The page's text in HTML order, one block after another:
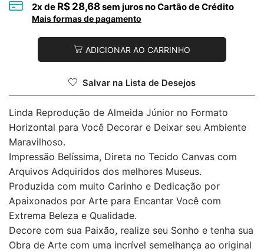
2x de R$ 28,68sem juros no Cartão de Crédito
Mais formas de pagamento
ADICIONAR AO CARRINHO
Salvar na Lista de Desejos
Linda Reprodução de Almeida Júnior no Formato
Horizontal para Você Decorar e Deixar seu Ambiente
Maravilhoso.
Impressão Belíssima, Direta no Tecido Canvas com
Arquivos Adquiridos dos melhores Museus.
Produzida com muito Carinho e Dedicação por
Apaixonados por Arte para Encantar Você com
Extrema Beleza e Qualidade.
Decore com sua Paixão, realize seu Sonho e tenha sua
Obra de Arte com uma incrível semelhança ao original